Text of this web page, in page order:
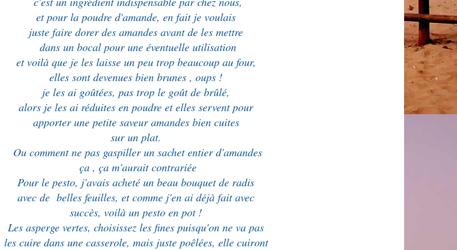
et pour la poudre d'amande, en fait je voulais
juste faire dorer des amandes avant de les mettre
dans un bocal pour une éventuelle utilisation
et voilà que je les laisse un peu trop beaucoup au four,
elles sont devenues bien brunes , oups !
je les ai goûtées, pas trop le goût de brûlé,
alors je les ai réduites en poudre et elles servent pour
apporter une petite saveur amandes bien cuites
sur un plat.
Ou comment ne pas gaspiller un sachet entier d'amandes
ça , ça m'aurait contrariée
Pour le pesto, j'avais acheté un beau bouquet de radis
avec de belles feuilles, et comme j'en ai déjà fait avec
succès, voilà un pesto en pot !
Les asperge vertes, choisissez les fines puisqu'on ne va pas
les cuire dans une casserole, mais juste poêlées, elle cuiront